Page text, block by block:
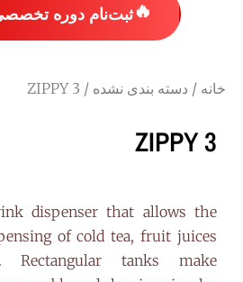
🔥ثبت‌نام دوره
خانه / دسته بندی نشده / ZIPPY 3
ZIPPY 3
dispenser that allows the
of cold tea, fruit juices
Rectangular tanks make